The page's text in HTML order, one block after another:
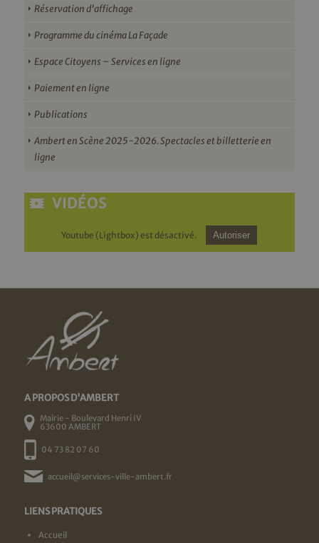
Réservation d’affichage
Programme du cinéma La Façade
Espace Citoyens – Services en ligne
Paiement en ligne
Publications
Ambert en Scène 2025-2026. Spectacles et billetterie en
ligne
VIDÉOS
Youtube (Lightbox) est désactivé. Autoriser
A PROPOS D'AMBERT
Mairie - Boulevard Henri IV
63600 AMBERT
04 73 82 07 60
accueil@services-ville-ambert.fr
LIENS PRATIQUES
Accueil